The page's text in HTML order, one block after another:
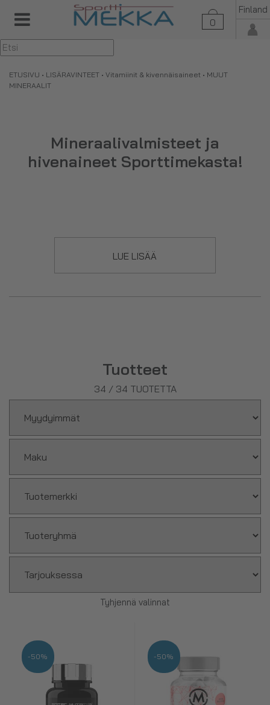
0
Finland
▼
ETUSIVU • LISÄRAVINTEET • Vitamiinit & kivennäisaineet • MUUT
MINERAALIT
Mineraalivalmisteet ja
hivenaineet Sporttimekasta!
Tästä tuoteryhmästä löydät mineraalit ja hivenaineet, jotka
seleeninjakromin.
LUE LISÄÄ
Tuotteet
34 / 34 TUOTETTA
Tyhjennä valinnat
-50% -50%